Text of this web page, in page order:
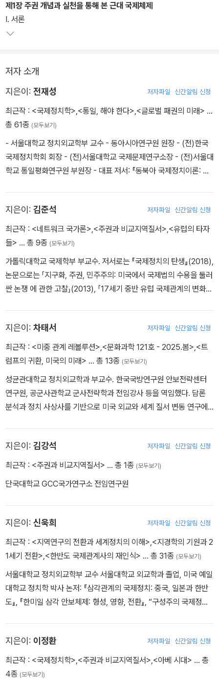
비서구 국제질서가 수립되는 과정에서 역외의 강대국들, 특히 미국과
유럽의 강대국들은 때로는 구제국으로서, 때로는 냉전기 초강대국으
주권국가들 간의 관계는 지역별로 변이를 만들면서 독특한 전개를 보
인다. 이 책은 동아시아와 중동의 경우에도 독특한 지역질서와 역내
제1장 주권 개념과 실천을 통해 본 근대 국제체제
I. 서론
저자 소개
지은이: 전재성 저자파일 신간알림 신청
최근작 : <국제정치학>,<통일, 해야 한다>,<글로벌 패권의 미래> …
총 61종 (모두보기)
- 서울대학교 정치외교학부 교수 - 동아시아연구원 원장 - (전)한국
국제정치학회 회장 - (전)서울대학교 국제문제연구소장 - (전)서울대
학교 통일평화연구원 부원장 - 대표 저서: 『동북아 국제정치이론: 불
보론, 한국외교정책
지은이: 김준석 저자파일 신간알림 신청
최근작 : <네트워크 국가론>,<주권과 비교지역질서>,<유럽의 타자
들> … 총 9종 (모두보기)
가톨릭대학교 국제학부 부교수. 저서로는 『국제정치의 탄생』(2018),
논문으로는 「지구화, 주권, 민주주의: 미국에서 국제법의 수용을 둘러
싼 논쟁 에 관한 고찰」(2013), 「17세기 중반 유럽 국제관계의 변화에
지은이: 차태서 저자파일 신간알림 신청
최근작 : <미중 관계 레볼루션>,<문화과학 121호 - 2025.봄>,<트
럼프의 귀환, 미국의 미래> … 총 13종 (모두보기)
성균관대학교 정치외교학과 부교수. 한국국방연구원 안보전략센터
연구원, 공군사관학교 군사전략학과 전임강사 등을 역임했다. 담론
분석과 정치 사상사를 기반으로 미국 외교와 세계 질서 변동 연구에
지은이: 김강석 저자파일 신간알림 신청
최근작 : <주권과 비교지역질서> … 총 1종 (모두보기)
단국대학교 GCC국가연구소 전임연구원
지은이: 신욱희 저자파일 신간알림 신청
최근작 : <지역연구의 전환과 세계정치의 이해>,<지경학의 기원과 2
1세기 전환>,<한반도 국제관계사의 재인식> … 총 31종 (모두보기)
서울대학교 정치외교학부 교수 서울대학교 외교학과 졸업, 미국 예일
대학교 정치학 박사 논저: 『삼각관계의 국제정치: 중국, 일본과 한반
도』, 『한미일 삼각 안보체제: 형성, 영향, 전환』, “구성주의 국제정치
지은이: 이정환 저자파일 신간알림 신청
최근작 : <국제정치학>,<주권과 비교지역질서>,<아베 시대> … 총
4종 (모두보기)